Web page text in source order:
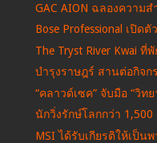
GAC AION ฉลองความ
Bose Professional เปิดตั
The Tryst River Kwai
บำรุงราษฎร์ สานต่อกิจก
“คลาวด์เซค” จับมือ “วิท
นักวิ่งรักษ์โลกกว่า 1,500
MSI ได้รับเกียรติให้เป็น